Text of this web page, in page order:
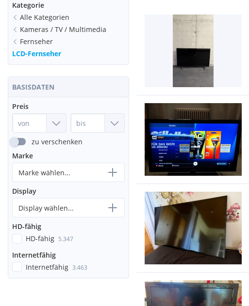
Kategorie
Alle Kategorien
Kameras / TV / Multimedia
Fernseher
LCD-Fernseher
BASISDATEN
Preis
zu verschenken
Marke
Marke wählen...
Display
Display wählen...
HD-fähig
HD-fähig 5.347
Internetfähig
Internetfähig 3.463